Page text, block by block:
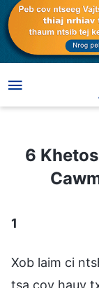
6
1
Xob laim ci
tsa cov hauv